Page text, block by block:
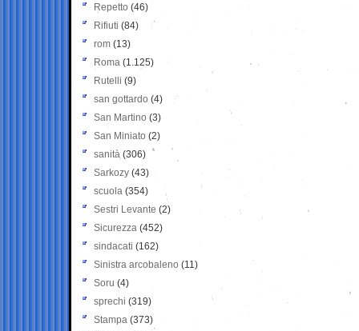
Repetto (46)
Rifiuti (84)
rom (13)
Roma (1.125)
Rutelli (9)
san gottardo (4)
San Martino (3)
San Miniato (2)
sanità (306)
Sarkozy (43)
scuola (354)
Sestri Levante (2)
Sicurezza (452)
sindacati (162)
Sinistra arcobaleno (11)
Soru (4)
sprechi (319)
Stampa (373)